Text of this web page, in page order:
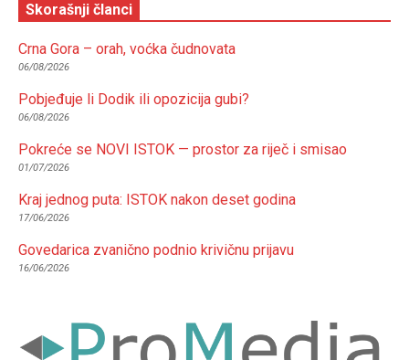
Skorašnji članci
Crna Gora – orah, voćka čudnovata
06/08/2026
Pobjeđuje li Dodik ili opozicija gubi?
06/08/2026
Pokreće se NOVI ISTOK — prostor za riječ i smisao
01/07/2026
Kraj jednog puta: ISTOK nakon deset godina
17/06/2026
Govedarica zvanično podnio krivičnu prijavu
16/06/2026